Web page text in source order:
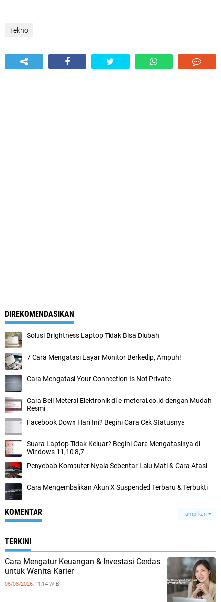
Tekno
DIREKOMENDASIKAN
Solusi Brightness Laptop Tidak Bisa Diubah
7 Cara Mengatasi Layar Monitor Berkedip, Ampuh!
Cara Mengatasi Your Connection Is Not Private
Cara Beli Meterai Elektronik di e-meterai.co.id dengan Mudah
Resmi
Facebook Down Hari Ini? Begini Cara Cek Statusnya
Suara Laptop Tidak Keluar? Begini Cara Mengatasinya di
Windows 11,10,8,7
Penyebab Komputer Nyala Sebentar Lalu Mati & Cara Atasi
Cara Mengembalikan Akun X Suspended Terbaru & Terbukti
KOMENTAR Tampilkan
TERKINI
Cara Mengatur Keuangan & Investasi Cerdas
untuk Wanita Karier
06/08/2026, 11:14 WIB